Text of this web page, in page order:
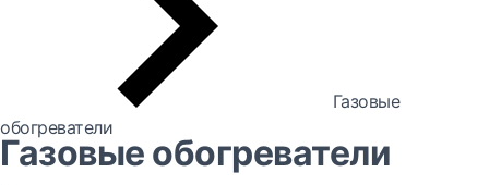
Газовые
обогреватели
Газовые обогреватели